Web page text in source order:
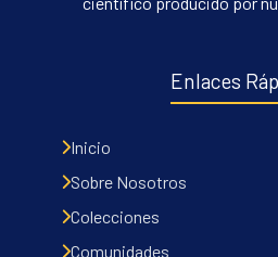
Communities & Collections
Enlaces
Inicio
Sobre Nosotros
Colecciones
Comunidades